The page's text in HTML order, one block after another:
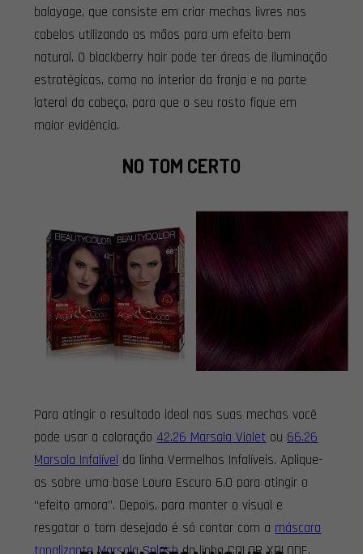
balayage, que consiste em criar mechas livres nos
cabelos utilizando as mãos para um efeito bem
natural. O blackberry hair pode ter áreas de iluminação
estratégicas, como no interior da franja e na parte
lateral da cabeça, para que o seu rosto fique em
maior evidência.
NO TOM CERTO
Para atingir o resultado ideal nas suas mechas você
pode usar a coloração 42.26 Marsala Violet ou 66.26
Marsala Infalível da linha Vermelhos Infalíveis. Aplique-
as sobre uma base Louro Escuro 6.0 para atingir o
“efeito amora”. Depois, para manter o visual e
resgatar o tom desejado é só contar com a máscara